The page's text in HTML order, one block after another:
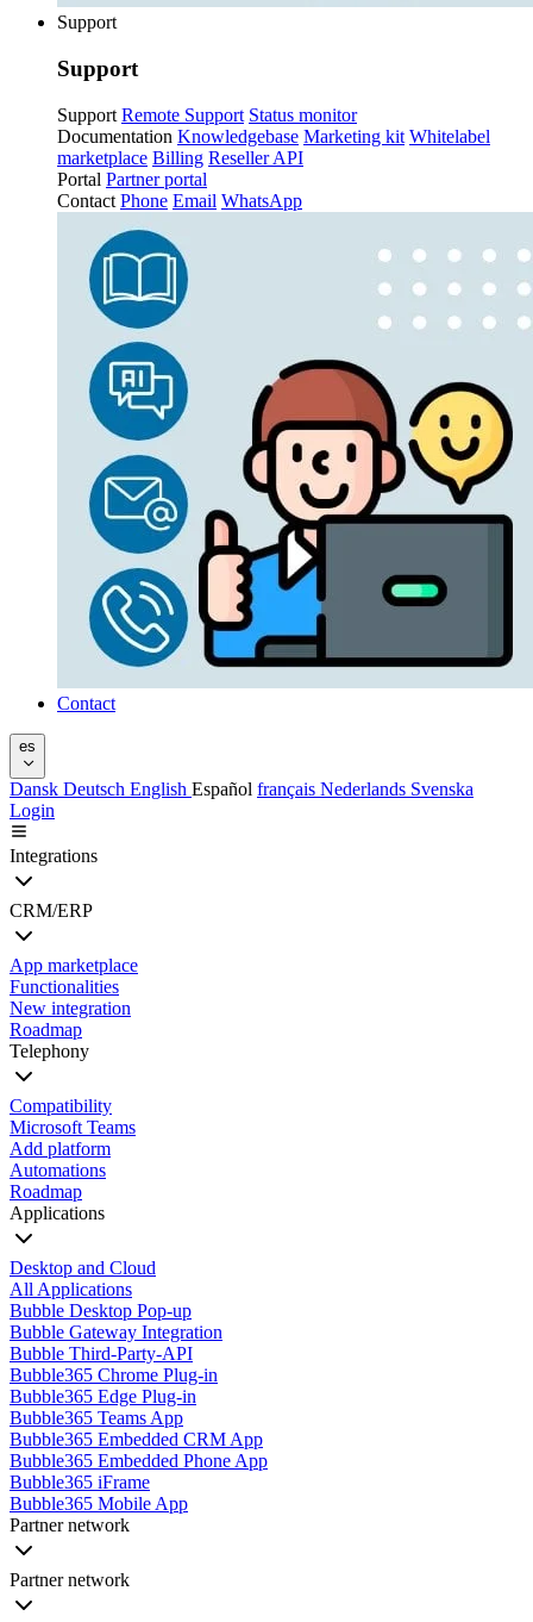
Support
Support
Support Remote Support Status monitor
Documentation Knowledgebase Marketing kit Whitelabel
marketplace Billing Reseller API
Portal Partner portal
Contact Phone Email WhatsApp
Contact
es
Dansk Deutsch English Español français Nederlands Svenska
Login
Integrations
CRM/ERP
App marketplace
Functionalities
New integration
Roadmap
Telephony
Compatibility
Microsoft Teams
Add platform
Automations
Roadmap
Applications
Desktop and Cloud
All Applications
Bubble Desktop Pop-up
Bubble Gateway Integration
Bubble Third-Party-API
Bubble365 Chrome Plug-in
Bubble365 Edge Plug-in
Bubble365 Teams App
Bubble365 Embedded CRM App
Bubble365 Embedded Phone App
Bubble365 iFrame
Bubble365 Mobile App
Partner network
Partner network